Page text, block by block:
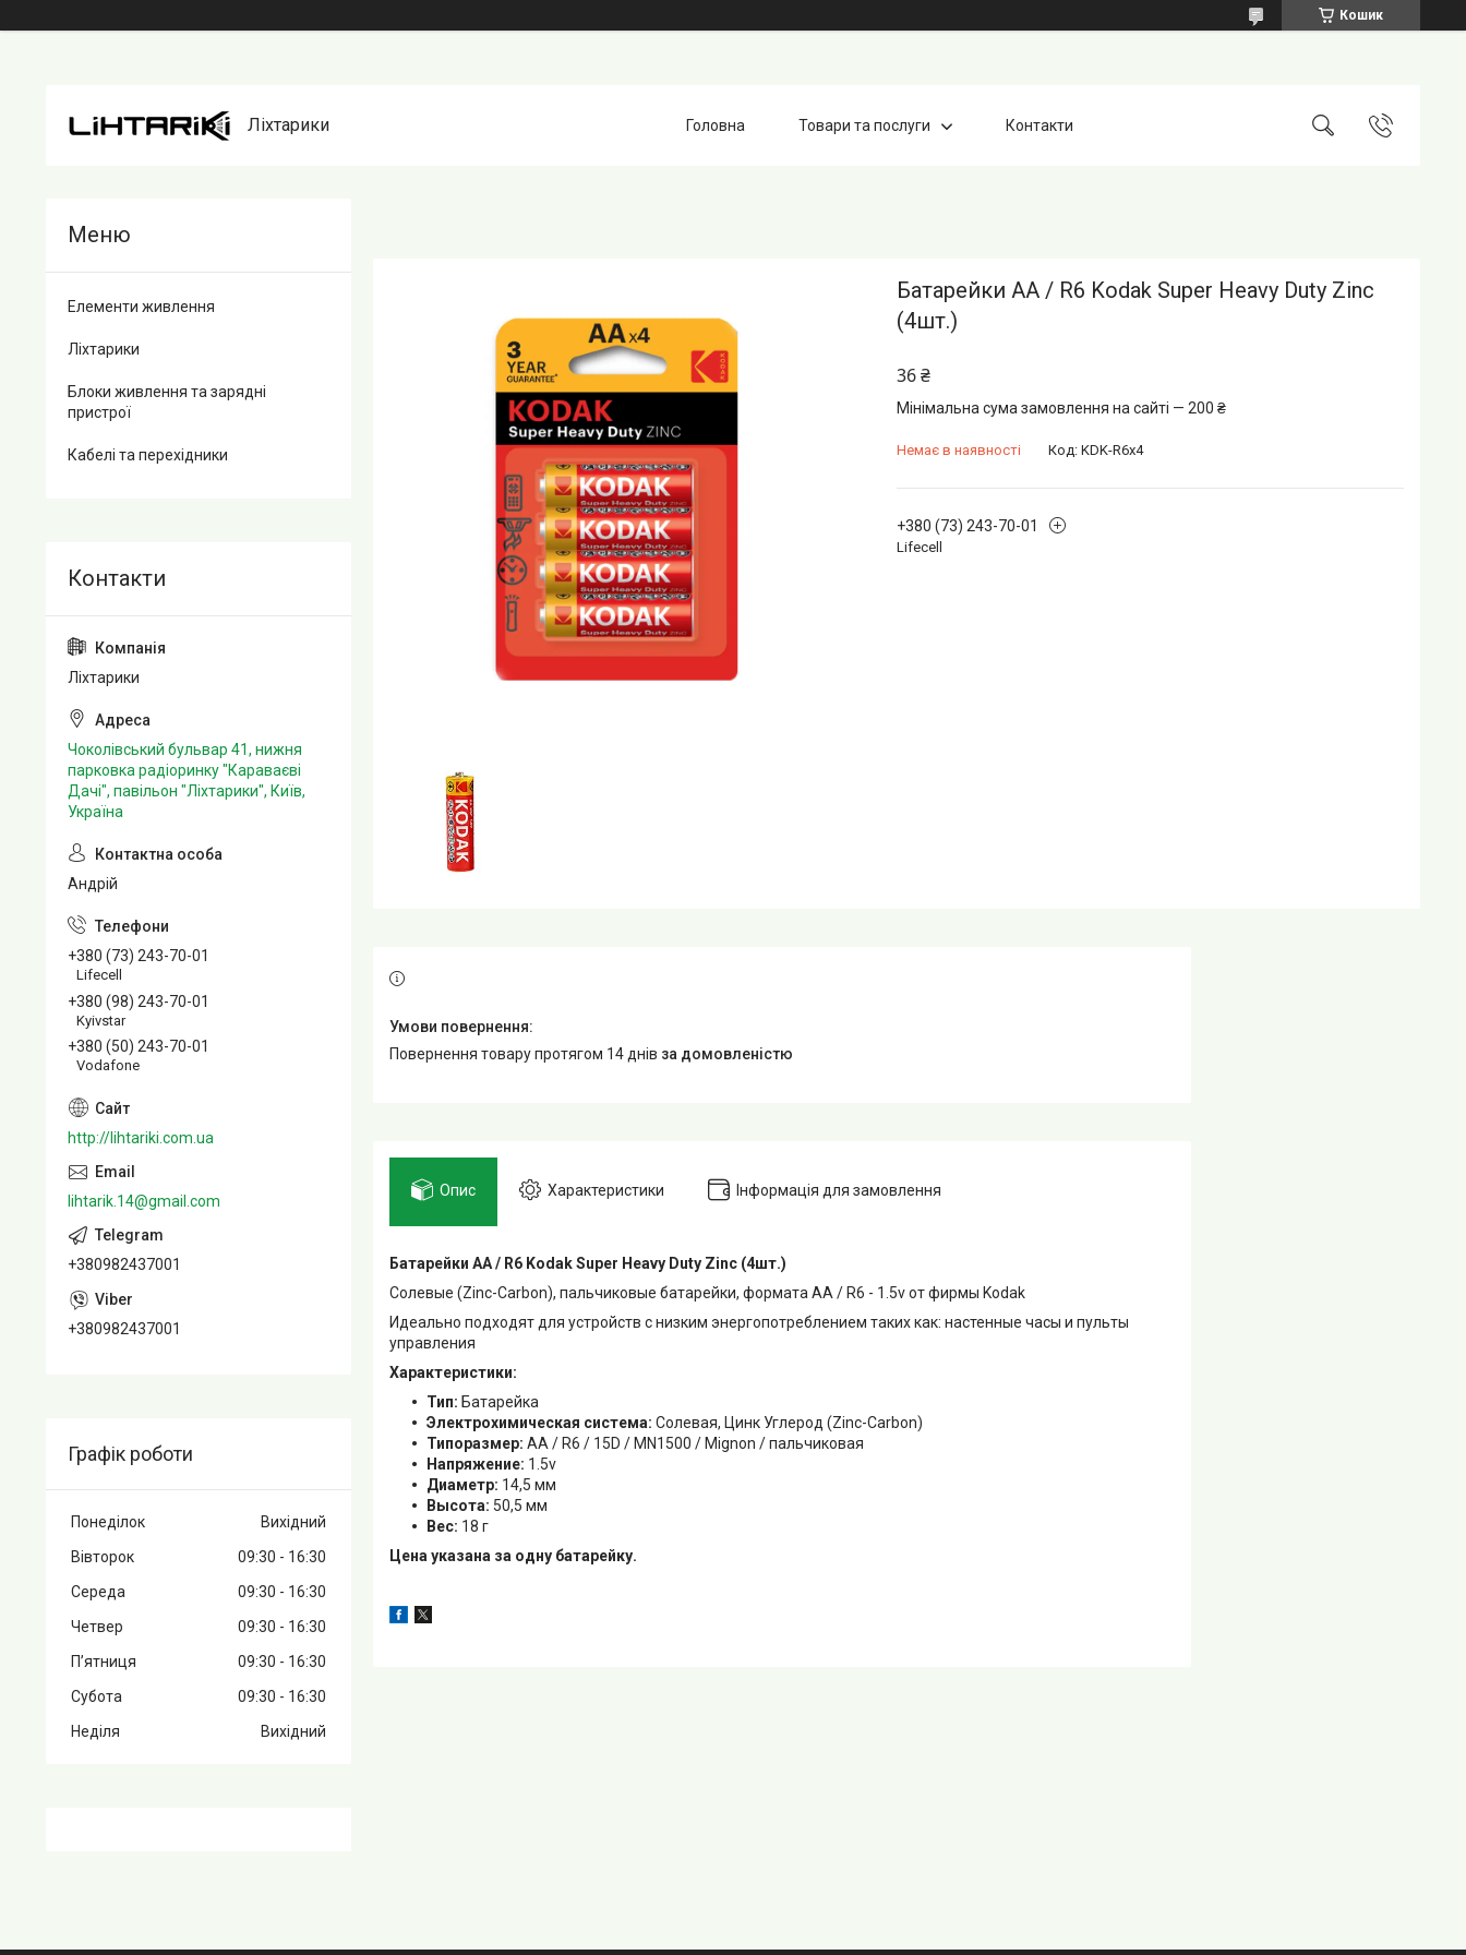
Кошик
Ліхтарики Головна Товари та послуги Контакти
Батарейки AA / R6 Kodak Super Heavy Duty Zinc
(4шт.)
36 ₴
Мінімальна сума замовлення на сайті — 200 ₴
Немає в наявності Код: KDK-R6x4
+380 (73) 243-70-01
Lifecell
повернення товару протягом 14 днів за домовленістю
Опис Характеристики Інформація для замовлення
Батарейки AA / R6 Kodak Super Heavy Duty Zinc (4шт.)
Солевые (Zinc-Carbon), пальчиковые батарейки, формата AA / R6 - 1.5v от фирмы Kodak
Идеально подходят для устройств с низким энергопотреблением таких как: настенные часы и пульты
управления
Характеристики:
Тип: Батарейка
Электрохимическая система: Солевая, Цинк Углерод (Zinc-Carbon)
Типоразмер: AA / R6 / 15D / MN1500 / Mignon / пальчиковая
Напряжение: 1.5v
Диаметр: 14,5 мм
Высота: 50,5 мм
Вес: 18 г
Цена указана за одну батарейку.
Елементи живлення
Ліхтарики
Блоки живлення та зарядні
пристрої
Кабелі та перехідники
Ліхтарики
Чоколівський бульвар 41, нижня
парковка радіоринку "Караваєві
Дачі", павільон "Ліхтарики", Київ,
Україна
Андрій
+380 (73) 243-70-01
Lifecell
+380 (98) 243-70-01
Kyivstar
+380 (50) 243-70-01
Vodafone
http://lihtariki.com.ua
lihtarik.14@gmail.com
+380982437001
+380982437001
Графік роботи
Понеділок
Вихідний
Вівторок
09:30
16:30
Середа
09:30
16:30
Четвер
09:30
16:30
Пʼятниця
09:30
16:30
Субота
09:30
16:30
Неділя
Вихідний